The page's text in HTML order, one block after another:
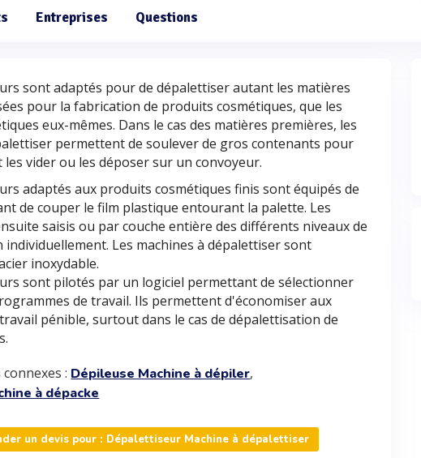
Entreprises Questions
sont adaptés pour de dépalettiser autant les matières
pour la fabrication de produits cosmétiques, que les
eux-mêmes. Dans le cas des matières premières, les
permettent de soulever de gros contenants pour
vider ou les déposer sur un convoyeur.
adaptés aux produits cosmétiques finis sont équipés de
de couper le film plastique entourant la palette. Les
saisis ou par couche entière des différents niveaux de
individuellement. Les machines à dépalettiser sont
inoxydable.
sont pilotés par un logiciel permettant de sélectionner
de travail. Ils permettent d'économiser aux
pénible, surtout dans le cas de dépalettisation de
: Dépileuse Machine à dépiler,
à dépacke
un devis pour : Dépalettiseur Machine à dépalettiser